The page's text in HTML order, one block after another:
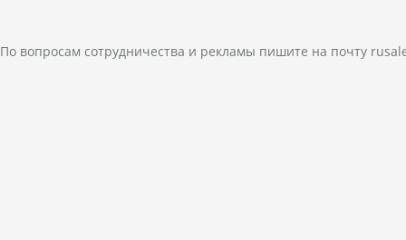
По вопросам сотрудничества и рекламы пишите на почту